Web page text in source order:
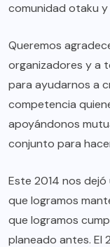
comunidad otaku
Queremos
organizadores y a
para ayudarnos a
competencia
apoyándonos
conjunto para
Este 2014 nos
que logramos
que logramos
planeado antes. El